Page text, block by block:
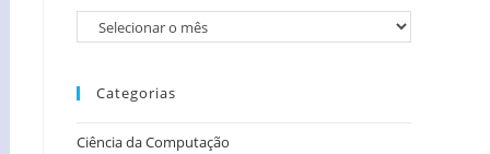
Categorias
Ciência da Computação